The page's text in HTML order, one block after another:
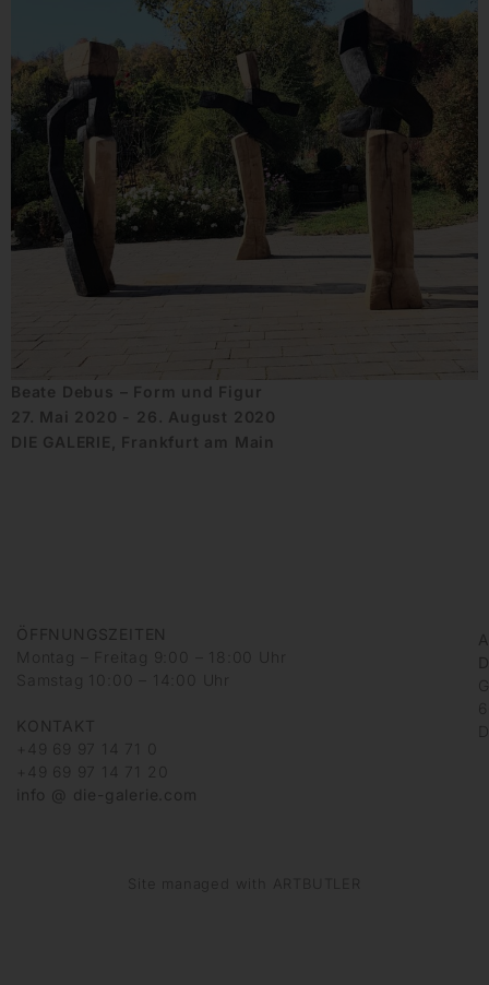
Beate Debus – Form und Figur
27. Mai 2020 - 26. August 2020
DIE GALERIE, Frankfurt am Main
ÖFFNUNGSZEITEN
Montag – Freitag 9:00 – 18:00 Uhr
Samstag 10:00 – 14:00 Uhr
KONTAKT
+49 69 97 14 71 0
+49 69 97 14 71 20
info @ die-galerie.com
Site managed with ARTBUTLER